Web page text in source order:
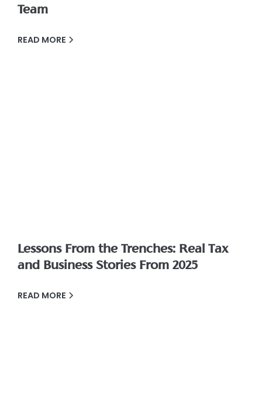
Team
READ MORE
Lessons From the Trenches: Real Tax
and Business Stories From 2025
READ MORE